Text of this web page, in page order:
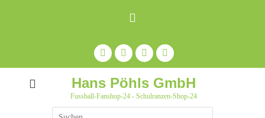
Facebook
Feed
Auf
Pinterest
pinnen
YouTube
Hans Pöhls GmbH
Fussball-Fanshop-24 - Schulranzen-Shop-24
Suche